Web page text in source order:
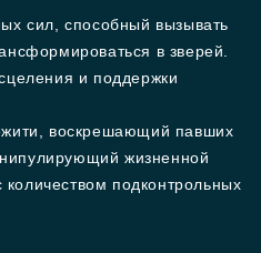
сил, способный вызывать
в зверей.
и поддержки
воскрешающий павших
жизненной
количеством подконтрольных